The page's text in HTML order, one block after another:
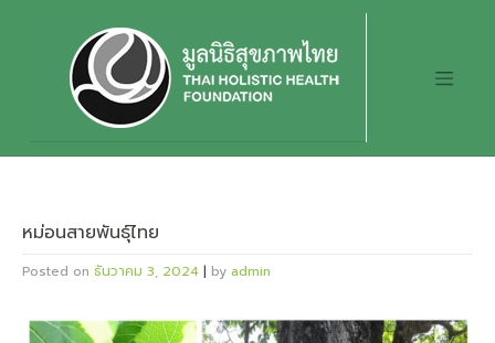
หม่อนสายพันธุ์ไทย
Posted on ธันวาคม 3, 2024 | by admin